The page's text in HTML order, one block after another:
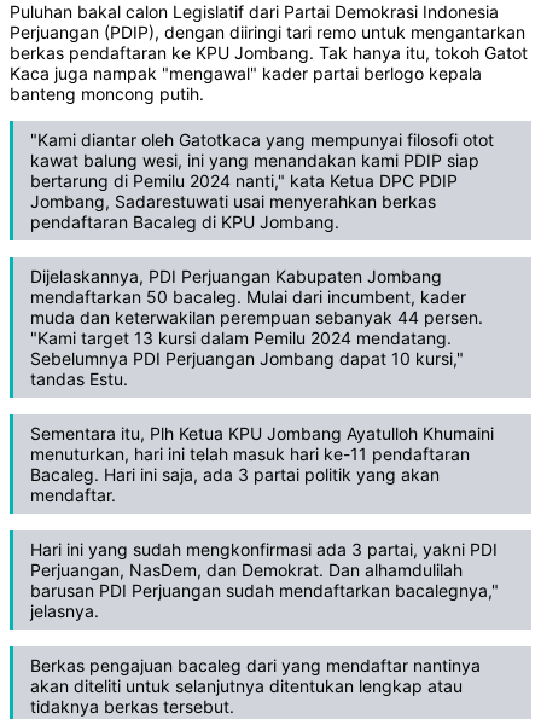
Puluhan bakal calon Legislatif dari Partai Demokrasi Indonesia
Perjuangan (PDIP), dengan diiringi tari remo untuk mengantarkan
berkas pendaftaran ke KPU Jombang. Tak hanya itu, tokoh Gatot
Kaca juga nampak "mengawal" kader partai berlogo kepala
banteng moncong putih.
"Kami diantar oleh Gatotkaca yang mempunyai filosofi otot
kawat balung wesi, ini yang menandakan kami PDIP siap
bertarung di Pemilu 2024 nanti," kata Ketua DPC PDIP
Jombang, Sadarestuwati usai menyerahkan berkas
pendaftaran Bacaleg di KPU Jombang.
Dijelaskannya, PDI Perjuangan Kabupaten Jombang
mendaftarkan 50 bacaleg. Mulai dari incumbent, kader
muda dan keterwakilan perempuan sebanyak 44 persen.
"Kami target 13 kursi dalam Pemilu 2024 mendatang.
Sebelumnya PDI Perjuangan Jombang dapat 10 kursi,"
tandas Estu.
Sementara itu, Plh Ketua KPU Jombang Ayatulloh Khumaini
menuturkan, hari ini telah masuk hari ke-11 pendaftaran
Bacaleg. Hari ini saja, ada 3 partai politik yang akan
mendaftar.
Hari ini yang sudah mengkonfirmasi ada 3 partai, yakni PDI
Perjuangan, NasDem, dan Demokrat. Dan alhamdulilah
barusan PDI Perjuangan sudah mendaftarkan bacalegnya,"
jelasnya.
Berkas pengajuan bacaleg dari yang mendaftar nantinya
akan diteliti untuk selanjutnya ditentukan lengkap atau
tidaknya berkas tersebut.